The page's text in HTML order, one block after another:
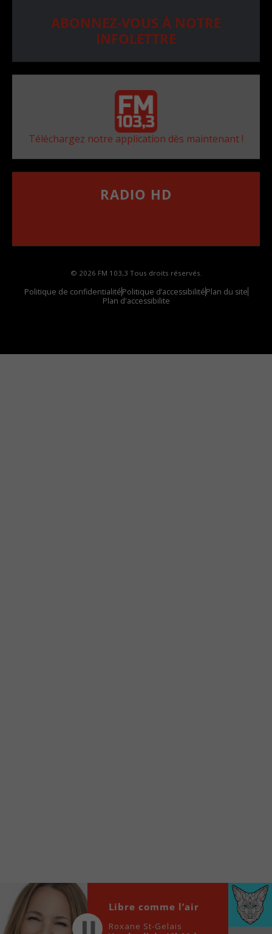
ABONNEZ-VOUS À NOTRE
INFOLETTRE
Téléchargez notre application dès maintenant !
RADIO HD
© 2026 FM 103,3 Tous droits réservés.
Politique de confidentialitéPolitique d’accessibilitéPlan du site
Plan d'accessibilite
Audio
Player
00:00
Libre comme l’air
Roxane St-Gelais